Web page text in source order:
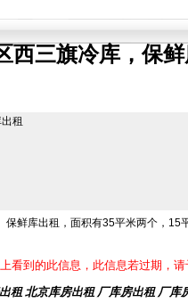
西三旗冷库，保
租
鲜库出租，面积有35平米两个，15
看到的此信息，此信息若过期，
租 北京库房出租 厂库房出租 厂库